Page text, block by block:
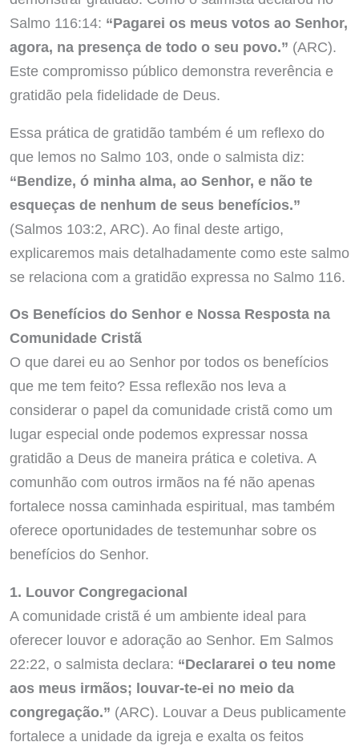
Salmo 116:14: “Pagarei os meus votos ao Senhor,
agora, na presença de todo o seu povo.” (ARC).
Este compromisso público demonstra reverência e
gratidão pela fidelidade de Deus.
Essa prática de gratidão também é um reflexo do
que lemos no Salmo 103, onde o salmista diz:
“Bendize, ó minha alma, ao Senhor, e não te
esqueças de nenhum de seus benefícios.”
(Salmos 103:2, ARC). Ao final deste artigo,
explicaremos mais detalhadamente como este salmo
se relaciona com a gratidão expressa no Salmo 116.
Os Benefícios do Senhor e Nossa Resposta na
Comunidade Cristã
O que darei eu ao Senhor por todos os benefícios
que me tem feito? Essa reflexão nos leva a
considerar o papel da comunidade cristã como um
lugar especial onde podemos expressar nossa
gratidão a Deus de maneira prática e coletiva. A
comunhão com outros irmãos na fé não apenas
fortalece nossa caminhada espiritual, mas também
oferece oportunidades de testemunhar sobre os
benefícios do Senhor.
1. Louvor Congregacional
A comunidade cristã é um ambiente ideal para
oferecer louvor e adoração ao Senhor. Em Salmos
22:22, o salmista declara: “Declararei o teu nome
aos meus irmãos; louvar-te-ei no meio da
congregação.” (ARC). Louvar a Deus publicamente
fortalece a unidade da igreja e exalta os feitos